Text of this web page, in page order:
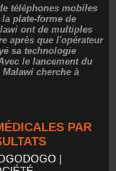
téléphones mobiles
plate-forme de
ont de multiples
après que l'opérateur
sa technologie
le lancement du
cherche à
PAR
|